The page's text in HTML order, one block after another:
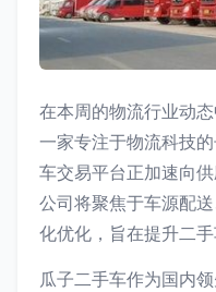
在本周的物流行业动
一家专注于物流科技
车交易平台正加速向
公司将聚焦于车源配
化优化，旨在提升二手
瓜子二手车作为国内